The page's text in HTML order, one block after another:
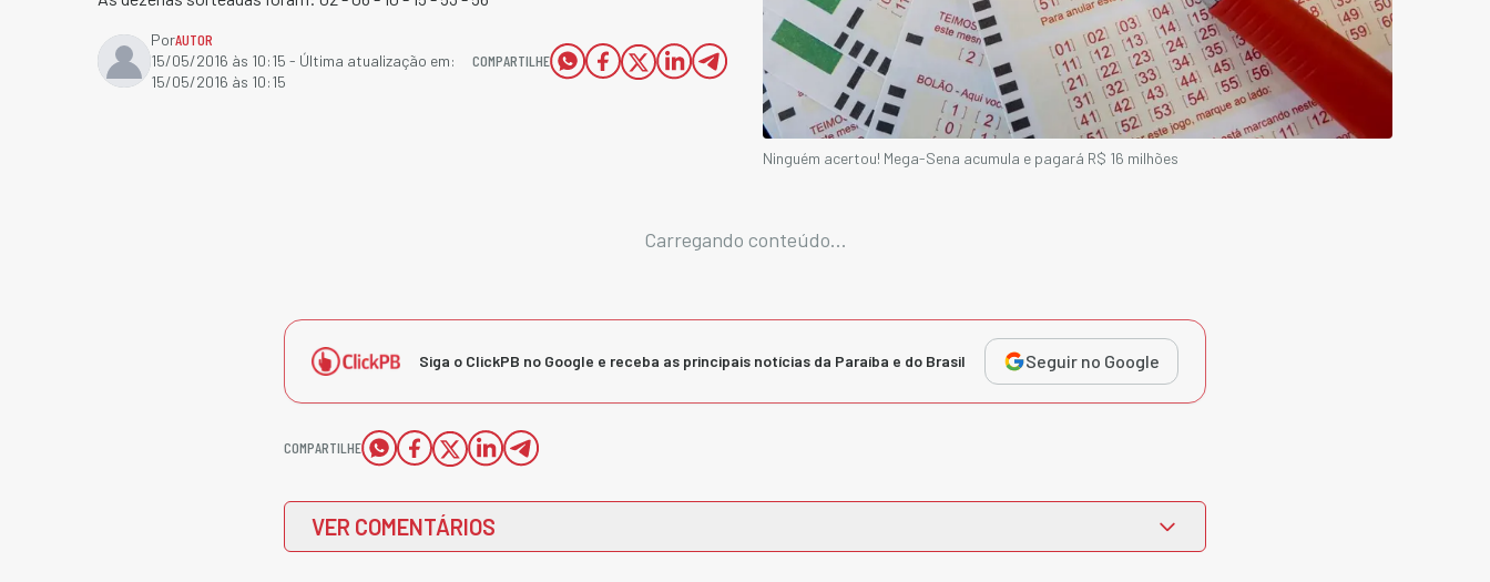
PorAUTOR
15/05/2016 às 10:15 - Última atualização em:
15/05/2016 às 10:15
COMPARTILHE
Ninguém acertou! Mega-Sena acumula e pagará R$ 16 milhões
Carregando conteúdo...
Siga o ClickPB no Google e receba as principais notícias da Paraíba e do Brasil Seguir no Google
COMPARTILHE
VER COMENTÁRIOS